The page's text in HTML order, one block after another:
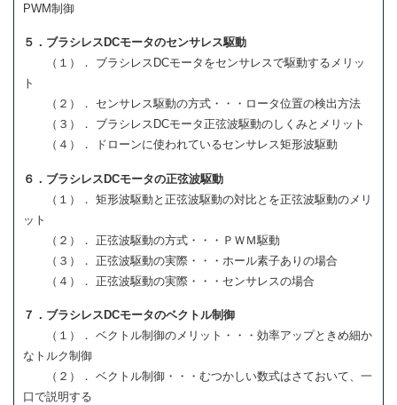
PWM制御
５．ブラシレスDCモータのセンサレス駆動
（１）． ブラシレスDCモータをセンサレスで駆動するメリッ
ト
（２）． センサレス駆動の方式・・・ロータ位置の検出方法
（３）． ブラシレスDCモータ正弦波駆動のしくみとメリット
（４）． ドローンに使われているセンサレス矩形波駆動
６．ブラシレスDCモータの正弦波駆動
（１）． 矩形波駆動と正弦波駆動の対比とを正弦波駆動のメリ
ット
（２）． 正弦波駆動の方式・・・ＰＷＭ駆動
（３）． 正弦波駆動の実際・・・ホール素子ありの場合
（４）． 正弦波駆動の実際・・・センサレスの場合
７．ブラシレスDCモータのベクトル制御
（１）． ベクトル制御のメリット・・・効率アップときめ細か
なトルク制御
（２）． ベクトル制御・・・むつかしい数式はさておいて、一
口で説明する